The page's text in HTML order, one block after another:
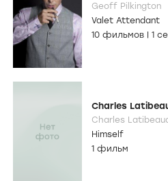
Geoff Pilkington
Valet Attendant
10 фильмов
1
Charles
Charles
Himself
1 фильм